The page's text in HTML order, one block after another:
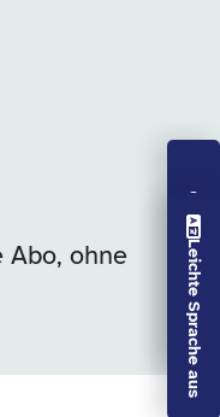
Vorlesen aus
Leichte Sprache aus
Abo, ohne